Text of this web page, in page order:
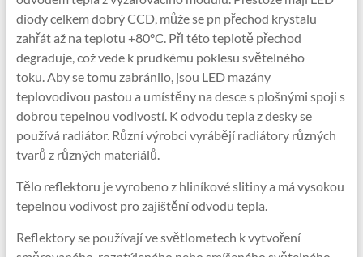
diody celkem dobrý CCD, může se pn přechod krystalu
zahřát až na teplotu +80°C. Při této teplotě přechod
degraduje, což vede k prudkému poklesu světelného
toku. Aby se tomu zabránilo, jsou LED mazány
teplovodivou pastou a umístěny na desce s plošnými spoji s
dobrou tepelnou vodivostí. K odvodu tepla z desky se
používá radiátor. Různí výrobci vyrábějí radiátory různých
tvarů z různých materiálů.
Tělo reflektoru je vyrobeno z hliníkové slitiny a má vysokou
tepelnou vodivost pro zajištění odvodu tepla.
Reflektory se používají ve světlometech k vytvoření